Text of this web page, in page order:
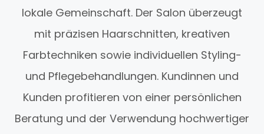
lokale Gemeinschaft. Der Salon überzeugt
mit präzisen Haarschnitten, kreativen
Farbtechniken sowie individuellen Styling-
und Pflegebehandlungen. Kundinnen und
Kunden profitieren von einer persönlichen
Beratung und der Verwendung hochwertiger